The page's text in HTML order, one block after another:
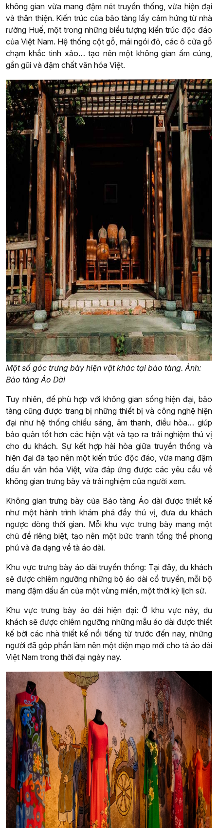
không gian vừa mang đậm nét truyền thống, vừa hiện đại
và thân thiện. Kiến trúc của bảo tàng lấy cảm hứng từ nhà
rường Huế, một trong những biểu tượng kiến trúc độc đáo
của Việt Nam. Hệ thống cột gỗ, mái ngói đỏ, các ô cửa gỗ
chạm khắc tinh xảo… tạo nên một không gian ấm cúng,
gần gũi và đậm chất văn hóa Việt.
Một số góc trưng bày hiện vật khác tại bảo tàng. Ảnh:
Bảo tàng Áo Dài
Tuy nhiên, để phù hợp với không gian sống hiện đại, bảo
tàng cũng được trang bị những thiết bị và công nghệ hiện
đại như hệ thống chiếu sáng, âm thanh, điều hòa… giúp
bảo quản tốt hơn các hiện vật và tạo ra trải nghiệm thú vị
cho du khách. Sự kết hợp hài hòa giữa truyền thống và
hiện đại đã tạo nên một kiến trúc độc đáo, vừa mang đậm
dấu ấn văn hóa Việt, vừa đáp ứng được các yêu cầu về
không gian trưng bày và trải nghiệm của người xem.
Không gian trưng bày của Bảo tàng Áo dài được thiết kế
như một hành trình khám phá đầy thú vị, đưa du khách
ngược dòng thời gian. Mỗi khu vực trưng bày mang một
chủ đề riêng biệt, tạo nên một bức tranh tổng thể phong
phú và đa dạng về tà áo dài.
Khu vực trưng bày áo dài truyền thống: Tại đây, du khách
sẽ được chiêm ngưỡng những bộ áo dài cổ truyền, mỗi bộ
mang đậm dấu ấn của một vùng miền, một thời kỳ lịch sử.
Khu vực trưng bày áo dài hiện đại: Ở khu vực này, du
khách sẽ được chiêm ngưỡng những mẫu áo dài được thiết
kế bởi các nhà thiết kế nổi tiếng từ trước đến nay, những
người đã góp phần làm nên một diện mạo mới cho tà áo dài
Việt Nam trong thời đại ngày nay.